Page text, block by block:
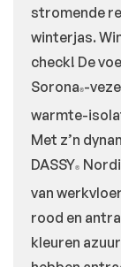
stromende
winterjas.
check! De
Sorona®-
warmte-
Met z’n
DASSY®
van
rood en
kleuren